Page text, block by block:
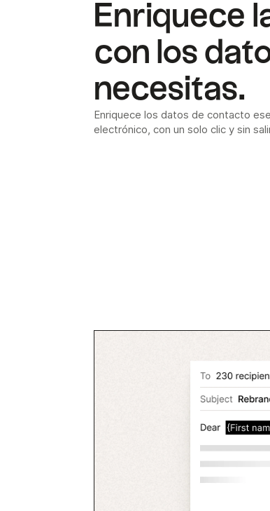
Enriquece
con los
necesitas.
Enriquece los datos de contacto
electrónico, con un solo clic y sin